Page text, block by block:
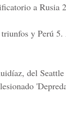
a Rusia
y Perú 5.
del